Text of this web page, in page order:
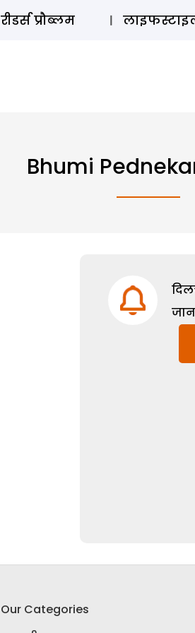
रीडर्स प्रौब्लम
Bhumi
Our Categories